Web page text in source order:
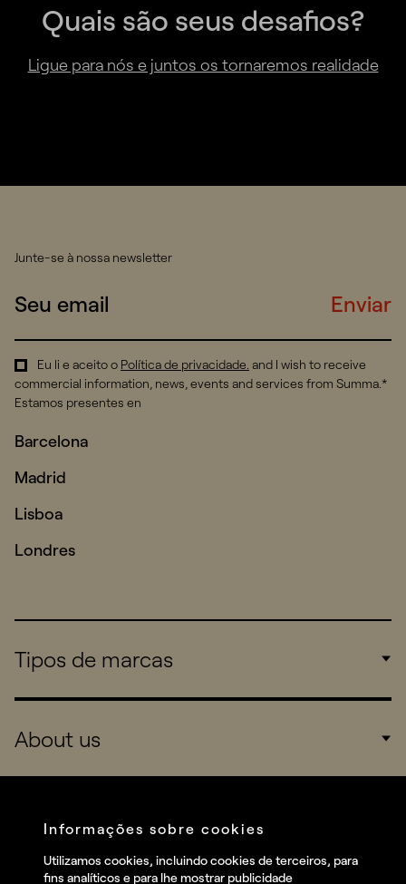
Quais são seus desafios?
Ligue para nós e juntos os tornaremos realidade
Junte-se à nossa newsletter
Enviar
Eu li e aceito o Política de privacidade. and I wish to receive
commercial information, news, events and services from Summa.*
Estamos presentes en
Barcelona
Madrid
Lisboa
Londres
Tipos de marcas
Consumers
Startups
About us
Services
Talent
Informações sobre cookies
Utilizamos cookies, incluindo cookies de terceiros, para
fins analíticos e para lhe mostrar publicidade